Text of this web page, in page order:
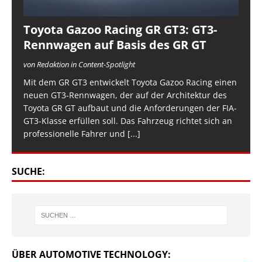
Toyota Gazoo Racing GR GT3: GT3-
Rennwagen auf Basis des GR GT
von Redaktion in Content-Spotlight
Mit dem GR GT3 entwickelt Toyota Gazoo Racing einen
neuen GT3-Rennwagen, der auf der Architektur des
Toyota GR GT aufbaut und die Anforderungen der FIA-
GT3-Klasse erfüllen soll. Das Fahrzeug richtet sich an
professionelle Fahrer und [...]
SUCHE:
ÜBER AUTOMOTIVE TECHNOLOGY: